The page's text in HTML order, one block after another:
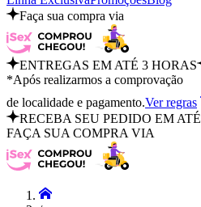
Faça sua compra via
ENTREGAS EM ATÉ 3 HORAS
*Após realizarmos a comprovação
de localidade e pagamento.Ver regras
RECEBA SEU PEDIDO EM ATÉ
FAÇA SUA COMPRA VIA